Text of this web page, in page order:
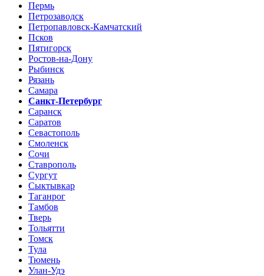
Пермь
Петрозаводск
Петропавловск-Камчатский
Псков
Пятигорск
Ростов-на-Дону
Рыбинск
Рязань
Самара
Санкт-Петербург
Саранск
Саратов
Севастополь
Смоленск
Сочи
Ставрополь
Сургут
Сыктывкар
Таганрог
Тамбов
Тверь
Тольятти
Томск
Тула
Тюмень
Улан-Удэ